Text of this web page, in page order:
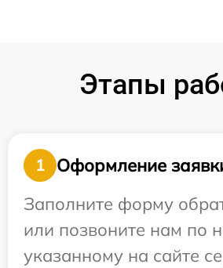
Этапы
1
Оформление
Заполните форму
или позвоните нам по
указанному на сайте